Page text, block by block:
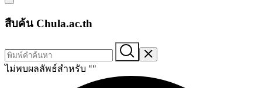
สืบค้น Chula.ac.th
ไม่พบผลลัพธ์สำหรับ ""